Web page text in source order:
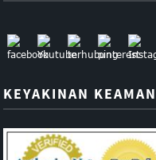
KEYAKINAN